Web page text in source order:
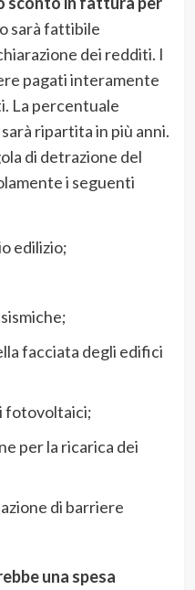
sarà fattibile
dei redditi. I
pagati interamente
La percentuale
ripartita in più anni.
di detrazione del
i seguenti
edilizio;
facciata degli edifici
fotovoltaici;
per la ricarica dei
di barriere
una spesa